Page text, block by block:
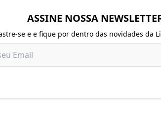
ASSINE NOSSA
se e e fique por dentro das novidades da